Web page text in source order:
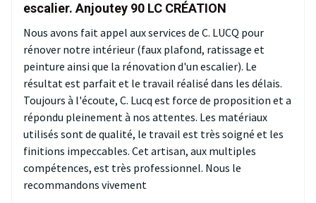
escalier. Anjoutey 90 LC CRÉATION
Nous avons fait appel aux services de C. LUCQ pour
rénover notre intérieur (faux plafond, ratissage et
peinture ainsi que la rénovation d'un escalier). Le
résultat est parfait et le travail réalisé dans les délais.
Toujours à l'écoute, C. Lucq est force de proposition et a
répondu pleinement à nos attentes. Les matériaux
utilisés sont de qualité, le travail est très soigné et les
finitions impeccables. Cet artisan, aux multiples
compétences, est très professionnel. Nous le
recommandons vivement